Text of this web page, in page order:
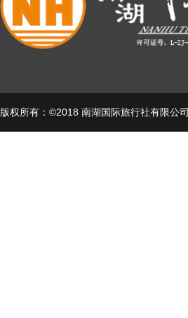
版权所有：©2018 南湖国际旅行社有限公司